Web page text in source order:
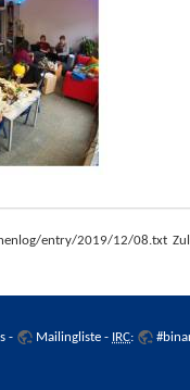
entry/2019/12/08.txt
- Mailingliste - IRC: